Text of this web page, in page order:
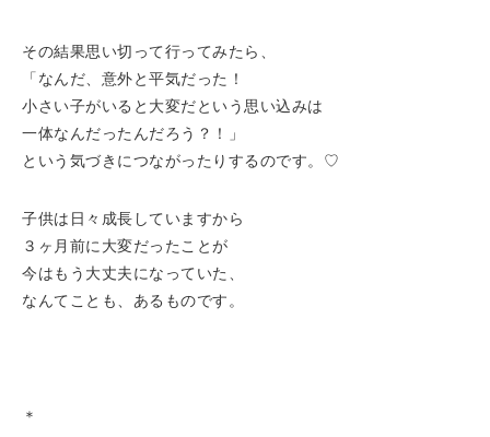
その結果思い切って行ってみたら、
「なんだ、意外と平気だった！
小さい子がいると大変だという思い込みは
一体なんだったんだろう？！」
という気づきにつながったりするのです。♡
子供は日々成長していますから
３ヶ月前に大変だったことが
今はもう大丈夫になっていた、
なんてことも、あるものです。
＊